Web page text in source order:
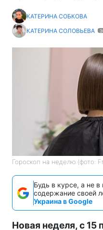
КАТЕРИНА СОБКОВА
КАТЕРИНА СОЛОВЬЕВА
Гороскоп на неделю (фото:
Будь в курсе, а не
содержание своей
Украина в Google
Новая неделя, с 15